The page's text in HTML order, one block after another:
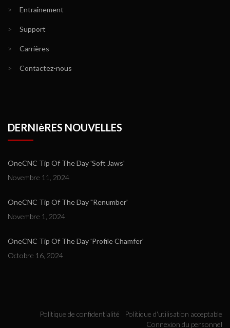
> Entraînement
> Support
> Carrières
> Contactez-nous
DERNIèRES NOUVELLES
OneCNC Tip Of The Day 'Soft Jaws'
Novembre 11, 2024
OneCNC Tip Of The Day "Renumber'
Novembre 1, 2024
OneCNC Tip Of The Day 'Profile Chamfer'
Octobre 16, 2024
Politique de confidentialité
Politique d'utilisation acceptable
Connexion du personnel